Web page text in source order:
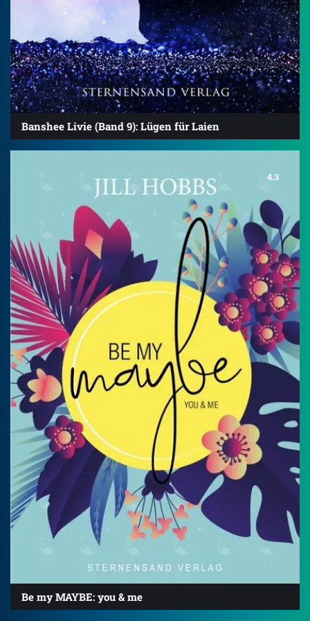
Banshee Livie (Band 9): Lügen für Laien
4.3
Be my MAYBE: you & me